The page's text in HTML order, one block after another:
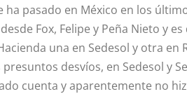
pasado en México en los
Fox, Felipe y Peña Nieto y
una en Sedesol y otra en
desvíos, en Sedesol y
cuenta y aparentemente no